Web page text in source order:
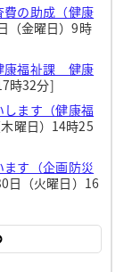
の助成（健康
（金曜日）9時
康福祉課 健康
時32分]
ます（健康福
曜日）14時25
す（企画防災
日（火曜日）16